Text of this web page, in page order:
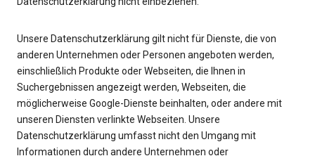
Unsere Datenschutzerklärung gilt nicht für Dienste, die von
anderen Unternehmen oder Personen angeboten werden,
einschließlich Produkte oder Webseiten, die Ihnen in
Suchergebnissen angezeigt werden, Webseiten, die
möglicherweise Google-Dienste beinhalten, oder andere mit
unseren Diensten verlinkte Webseiten. Unsere
Datenschutzerklärung umfasst nicht den Umgang mit
Informationen durch andere Unternehmen oder